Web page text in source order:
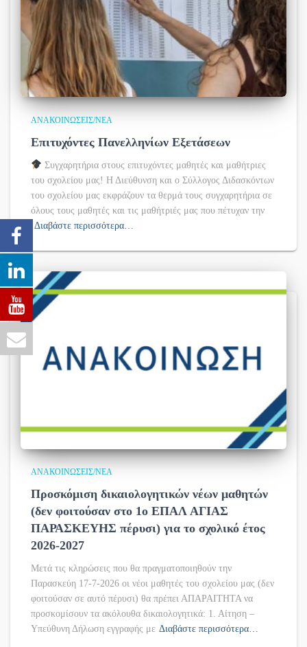
ΑΝΑΚΟΙΝΏΣΕΙΣ/ΝΈΑ
Επιτυχόντες Πανελληνίων Εξετάσεων
Συγχαρητήρια στους επιτυχόντες μαθητές και μαθήτριες
του σχολείου μας! Η Διεύθυνση και ο Σύλλογος Διδασκόντων
του σχολείου μας εκφράζουν τα θερμά τους συγχαρητήρια σε
όλους τους μαθητές και τις μαθήτριές μας που πέτυχαν την
Διαβάστε περισσότερα…
ΑΝΑΚΟΙΝΏΣΕΙΣ/ΝΈΑ
Προσκόμιση δικαιολογητικών νέων μαθητών
(δεν φοιτούσαν στο 1ο ΕΠΑΛ ΑΓΙΑΣ
ΠΑΡΑΣΚΕΥΗΣ πέρυσι) για το σχολικό έτος
2026-2027
Μετά τις κληρώσεις που θα πραγματοποιηθούν την
Παρασκεύη 17-7-2026 οι νέοι μαθητές του σχολείου μας (δεν
φοιτούσαν σε αυτό πέρυσι) θα πρέπει ΑΠΑΡΑΙΤΗΤΑ να
προσκομίσουν τα ακόλουθα δικαιολογητικά: 1. Αίτηση –
Υπεύθυνη Δήλωση εγγραφής με Διαβάστε περισσότερα…